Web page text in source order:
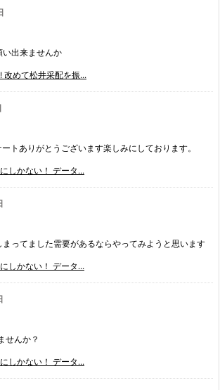
い出来ませんか
改めて松井采配を振...
トありがとうございます楽しみにしております。
しかない！ データ...
まってました需要があるならやってみようと思います
しかない！ データ...
せんか？
しかない！ データ...